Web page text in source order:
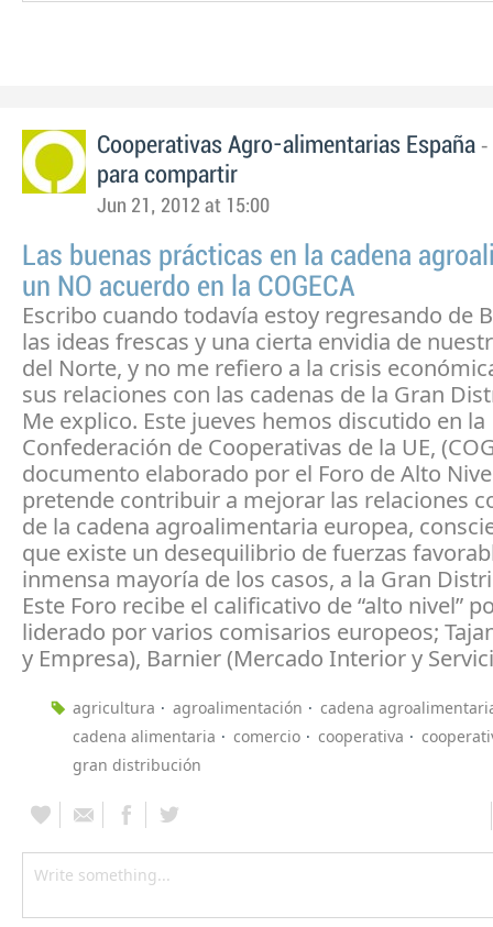
Cooperativas Agro-alimentarias España -
para compartir
Jun 21, 2012 at 15:00
Las buenas prácticas en la cadena
un NO acuerdo en la COGECA
Escribo cuando todavía estoy regresando de
las ideas frescas y una cierta envidia de
del Norte, y no me refiero a la crisis
sus relaciones con las cadenas de la Gran
Me explico. Este jueves hemos discutido en la
Confederación de Cooperativas de la UE,
documento elaborado por el Foro de Alto
pretende contribuir a mejorar las relaciones
de la cadena agroalimentaria europea,
que existe un desequilibrio de fuerzas
inmensa mayoría de los casos, a la Gran
Este Foro recibe el calificativo de “alto nivel”
liderado por varios comisarios europeos;
y Empresa), Barnier (Mercado Interior y
agricultura agroalimentación
cadena
cadena alimentaria
comercio cooperativa
gran distribución